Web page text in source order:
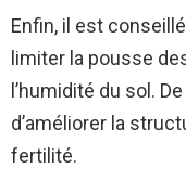
Enfin, il est
limiter la pousse
l’humidité du sol.
d’améliorer la
fertilité.